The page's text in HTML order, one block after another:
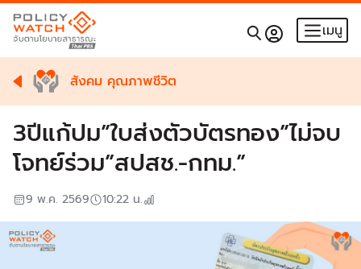
เมนู
สังคม คุณภาพชีวิต
3ปีแก้ปม”ใบส่งตัวบัตรทอง”ไม่จบ
โจทย์ร่วม”สปสช.-กทม.”
9 พ.ค. 2569 10:22 น.